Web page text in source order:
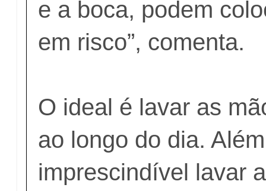
e a boca, podem
em risco”, comenta.
O ideal é lavar as
ao longo do dia.
imprescindível lavar